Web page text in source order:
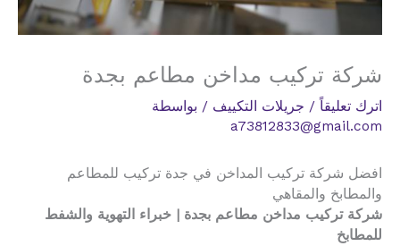
شركة تركيب مداخن مطاعم بجدة
اترك تعليقاً / جريلات التكييف / بواسطة
a73812833@gmail.com
افضل شركة تركيب المداخن في جدة تركيب للمطاعم
والمطابخ والمقاهي
شركة تركيب مداخن مطاعم بجدة | خبراء التهوية والشفط
للمطابخ